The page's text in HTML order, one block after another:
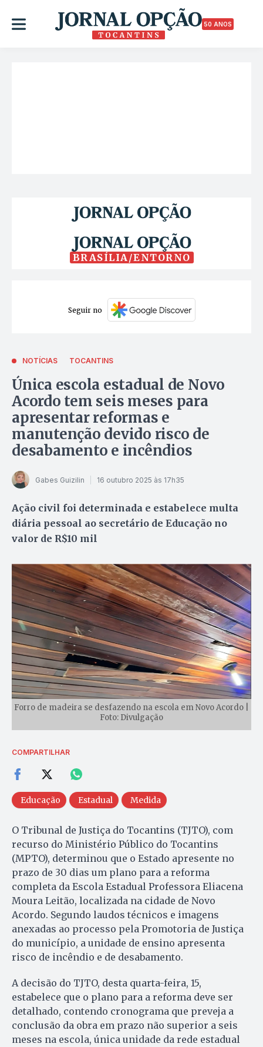
50 ANOS
BRASÍLIA/ENTORNO
Seguir no
NOTÍCIAS TOCANTINS
Única escola estadual de Novo
Acordo tem seis meses para
apresentar reformas e
manutenção devido risco de
desabamento e incêndios
Gabes Guizilin 16 outubro 2025 às 17h35
Ação civil foi determinada e estabelece multa
diária pessoal ao secretário de Educação no
valor de R$10 mil
Forro de madeira se desfazendo na escola em Novo Acordo |
Foto: Divulgação
COMPARTILHAR
Educação Estadual Medida
O Tribunal de Justiça do Tocantins (TJTO), com
recurso do Ministério Público do Tocantins
(MPTO), determinou que o Estado apresente no
prazo de 30 dias um plano para a reforma
completa da Escola Estadual Professora Eliacena
Moura Leitão, localizada na cidade de Novo
Acordo. Segundo laudos técnicos e imagens
anexadas ao processo pela Promotoria de Justiça
do município, a unidade de ensino apresenta
risco de incêndio e de desabamento.
A decisão do TJTO, desta quarta-feira, 15,
estabelece que o plano para a reforma deve ser
detalhado, contendo cronograma que preveja a
conclusão da obra em prazo não superior a seis
meses na escola, única unidade da rede estadual